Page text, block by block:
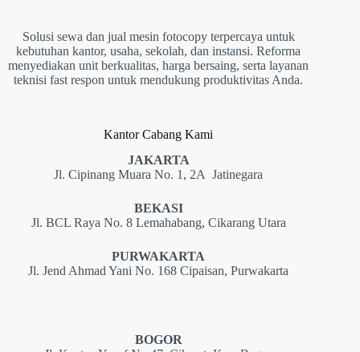
Solusi sewa dan jual mesin fotocopy terpercaya untuk
kebutuhan kantor, usaha, sekolah, dan instansi. Reforma
menyediakan unit berkualitas, harga bersaing, serta layanan
teknisi fast respon untuk mendukung produktivitas Anda.
Kantor Cabang Kami
JAKARTA
Jl. Cipinang Muara No. 1, 2A Jatinegara
BEKASI
Jl. BCL Raya No. 8 Lemahabang, Cikarang Utara
PURWAKARTA
Jl. Jend Ahmad Yani No. 168 Cipaisan, Purwakarta
BOGOR